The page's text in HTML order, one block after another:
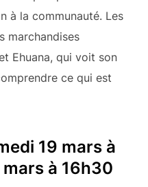
à la communauté. Les
marchandises
Ehuana, qui voit son
ce qui est
19 mars à
à 16h30